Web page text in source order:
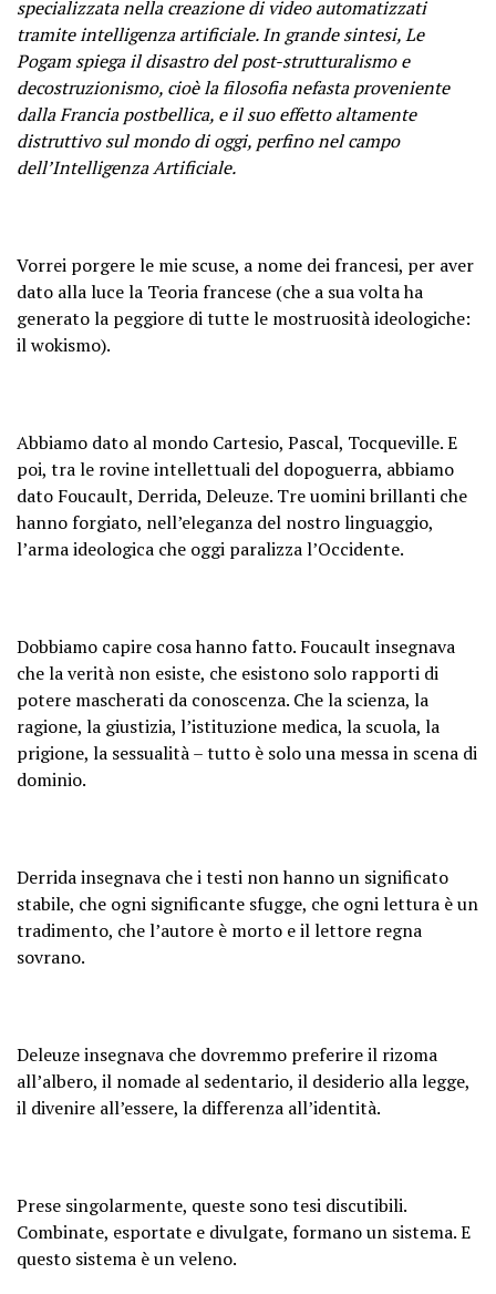
specializzata nella creazione di video automatizzati
tramite intelligenza artificiale. In grande sintesi, Le
Pogam spiega il disastro del post-strutturalismo e
decostruzionismo, cioè la filosofia nefasta proveniente
dalla Francia postbellica, e il suo effetto altamente
distruttivo sul mondo di oggi, perfino nel campo
dell’Intelligenza Artificiale.
Vorrei porgere le mie scuse, a nome dei francesi, per aver
dato alla luce la Teoria francese (che a sua volta ha
generato la peggiore di tutte le mostruosità ideologiche:
il wokismo).
Abbiamo dato al mondo Cartesio, Pascal, Tocqueville. E
poi, tra le rovine intellettuali del dopoguerra, abbiamo
dato Foucault, Derrida, Deleuze. Tre uomini brillanti che
hanno forgiato, nell’eleganza del nostro linguaggio,
l’arma ideologica che oggi paralizza l’Occidente.
Dobbiamo capire cosa hanno fatto. Foucault insegnava
che la verità non esiste, che esistono solo rapporti di
potere mascherati da conoscenza. Che la scienza, la
ragione, la giustizia, l’istituzione medica, la scuola, la
prigione, la sessualità – tutto è solo una messa in scena di
dominio.
Derrida insegnava che i testi non hanno un significato
stabile, che ogni significante sfugge, che ogni lettura è un
tradimento, che l’autore è morto e il lettore regna
sovrano.
Deleuze insegnava che dovremmo preferire il rizoma
all’albero, il nomade al sedentario, il desiderio alla legge,
il divenire all’essere, la differenza all’identità.
Prese singolarmente, queste sono tesi discutibili.
Combinate, esportate e divulgate, formano un sistema. E
questo sistema è un veleno.